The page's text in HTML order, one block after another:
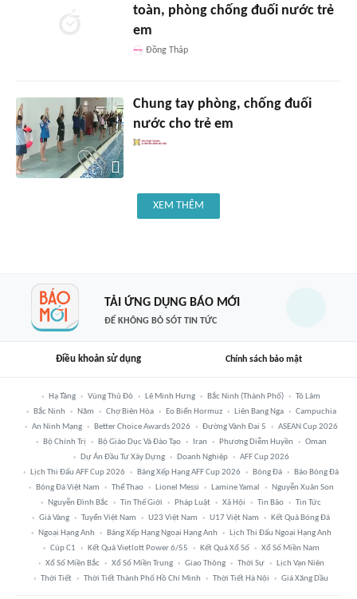
toàn, phòng chống đuối nước trẻ
em
Đồng Tháp
Chung tay phòng, chống đuối
nước cho trẻ em
XEM THÊM
TẢI ỨNG DỤNG BÁO MỚI
ĐỂ KHÔNG BỎ SÓT TIN TỨC
Điều khoản sử dụng Chính sách bảo mật
Hạ Tầng Vùng Thủ Đô Lê Minh Hưng Bắc Ninh (thành Phố)
Tô Lâm
Bắc Ninh
Năm Chợ Biên Hòa Eo Biển Hormuz Liên Bang Nga
Campuchia
An Ninh Mạng
Better Choice Awards 2026 Đường Vành Đai 5
ASEAN Cup 2026
Bộ Chính Trị
Bộ Giáo Dục Và Đào Tạo Iran Phương Diễm Huyền
Oman
Dự Án Đầu Tư Xây Dựng
Doanh Nghiệp
AFF Cup 2026
Lịch Thi Đấu AFF Cup 2026
Bảng Xếp Hạng AFF Cup 2026 Bóng Đá
Báo Bóng Đá
Bóng Đá Việt Nam
Thể Thao Lionel Messi Lamine Yamal
Nguyễn Xuân Son
Nguyễn Đình Bắc
Tin Thế Giới Pháp Luật Xã Hội Tin Bão
Tin Tức
Giá Vàng
Tuyển Việt Nam U23 Việt Nam U17 Việt Nam
Kết Quả Bóng Đá
Ngoại Hạng Anh
Bảng Xếp Hạng Ngoại Hạng Anh
Lịch Thi Đấu Ngoại Hạng Anh
Cúp C1
Kết Quả Vietlott Power 6/55 Kết Quả Xổ Số
Xổ Số Miền Nam
Xổ Số Miền Bắc
Xổ Số Miền Trung Giao Thông Thời Sự
Lịch Vạn Niên
Thời Tiết
Thời Tiết Thành Phố Hồ Chí Minh Thời Tiết Hà Nội Giá Xăng Dầu